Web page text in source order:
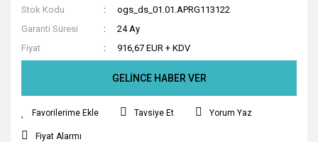
Stok Kodu
ogs_ds_01.01.APRG113122
Garanti Süresi
24 Ay
Fiyat
916,67 EUR + KDV
GELİNCE HABER VER
Tavsiye Et Yorum Yaz
Fiyat Alarmı